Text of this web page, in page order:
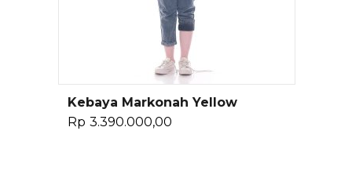
Baca Selengkapnya
Kebaya Markonah Yellow
Rp 3.390.000,00